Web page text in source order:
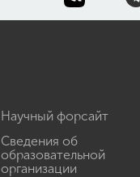
Научный форсайт
Сведения об
образовательной
организации